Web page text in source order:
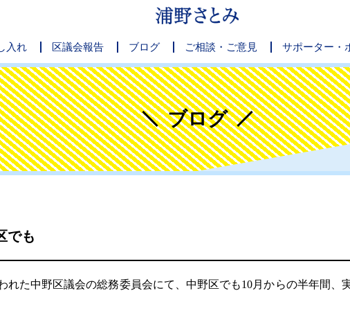
入れ 区議会報告 ブログ ご相談・ご意見 サポーター・
ブログ
でも
た中野区議会の総務委員会にて、中野区でも10月からの半年間、